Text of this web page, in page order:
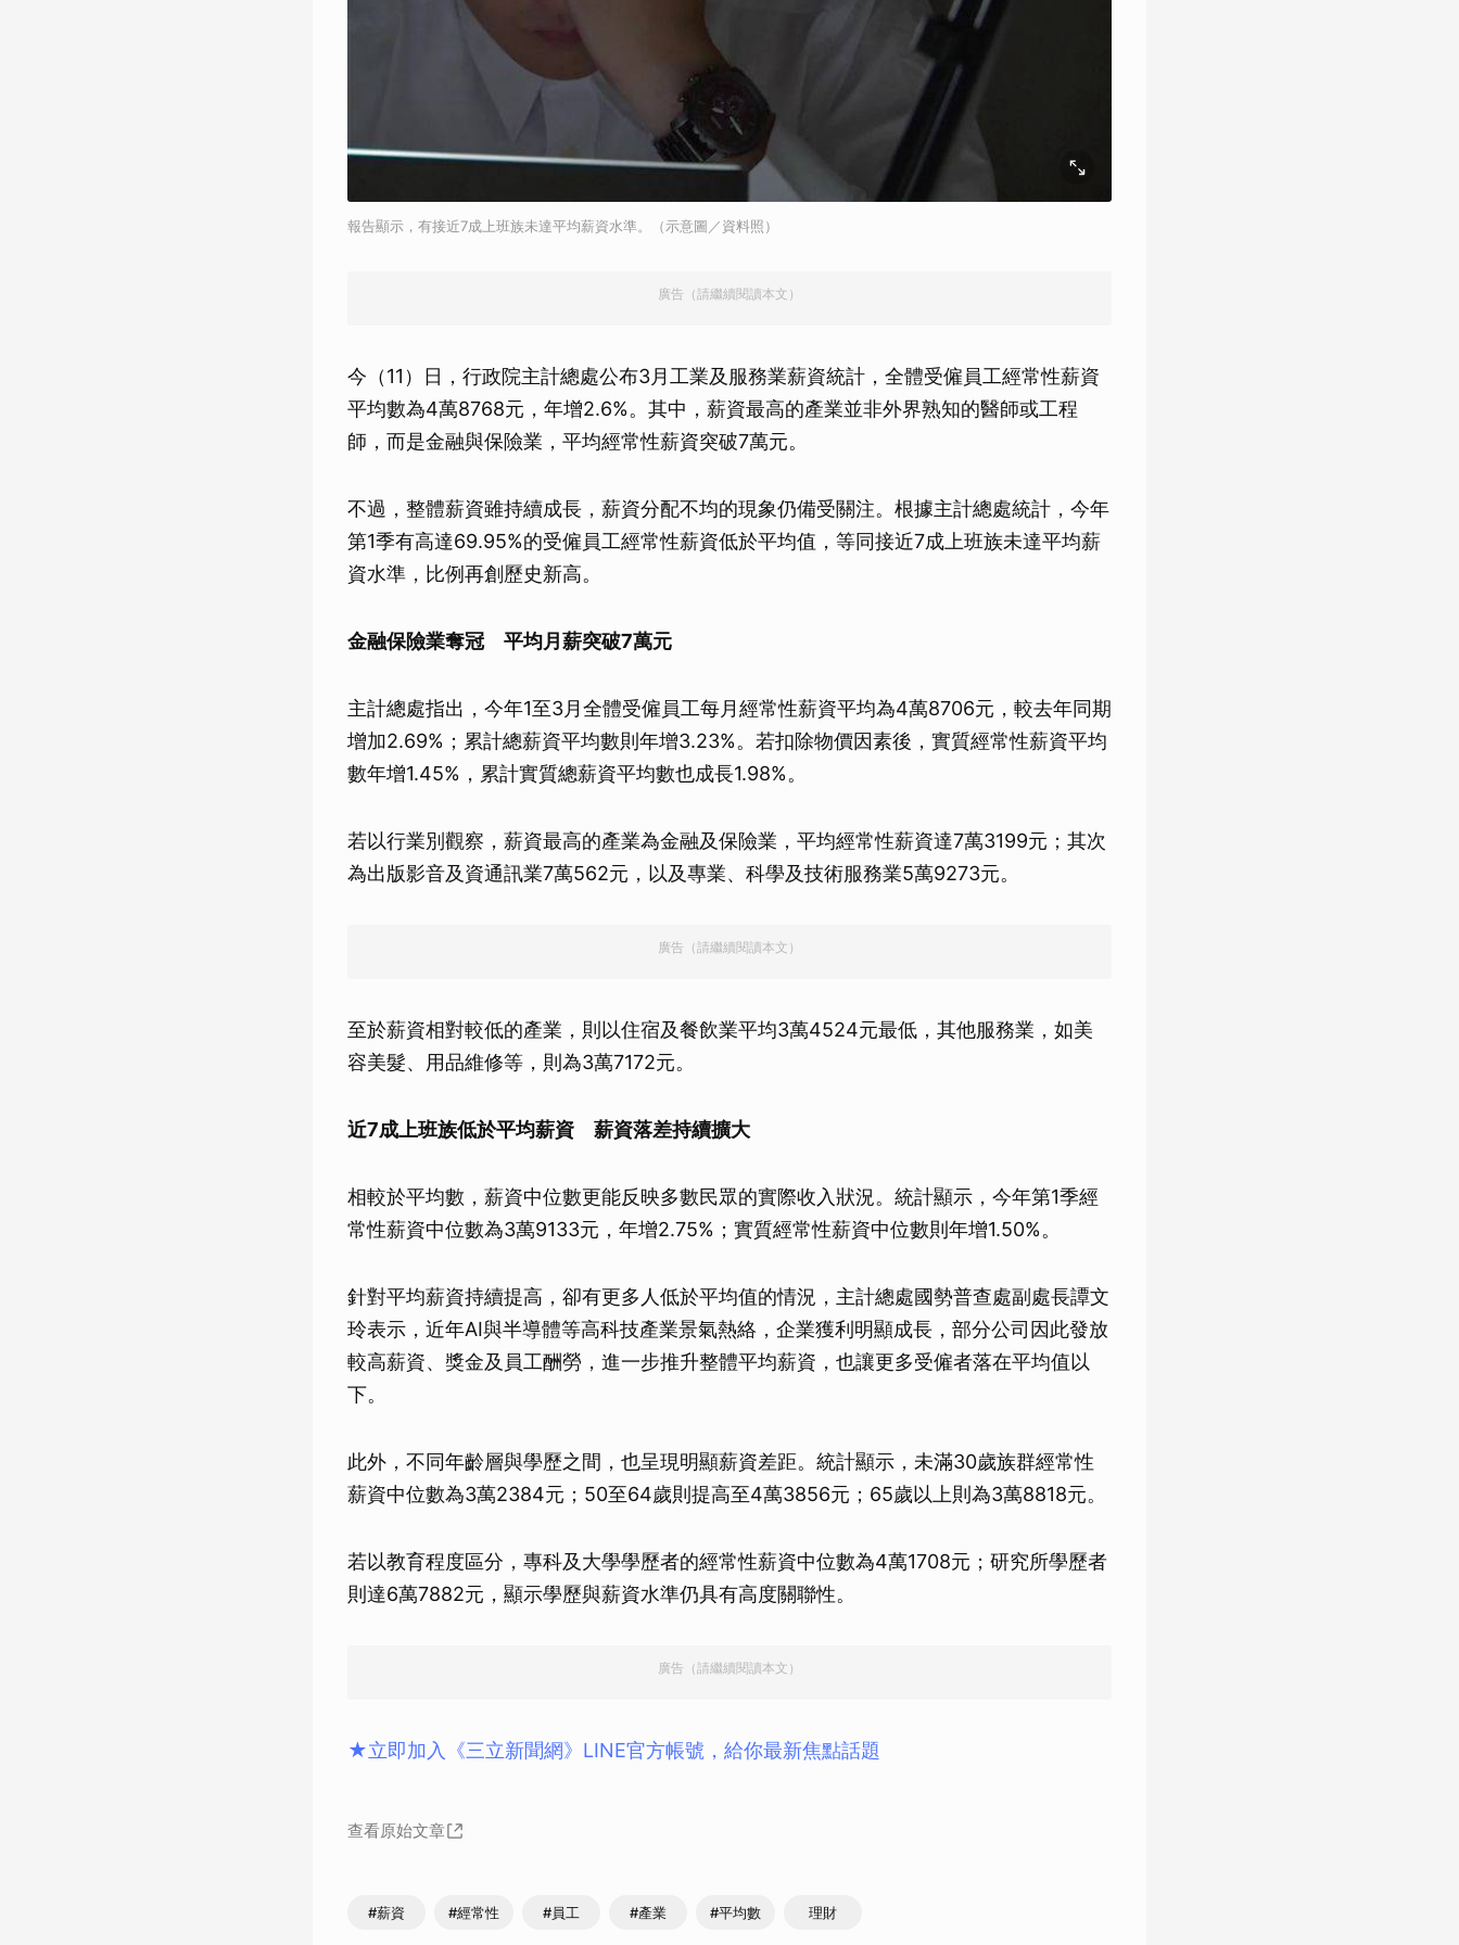
報告顯示，有接近7成上班族未達平均薪資水準。（示意圖／資料照）
廣告（請繼續閱讀本文）
今（11）日，行政院主計總處公布3月工業及服務業薪資統計，全體受僱員工經常性薪資
平均數為4萬8768元，年增2.6%。其中，薪資最高的產業並非外界熟知的醫師或工程
師，而是金融與保險業，平均經常性薪資突破7萬元。
不過，整體薪資雖持續成長，薪資分配不均的現象仍備受關注。根據主計總處統計，今年
第1季有高達69.95%的受僱員工經常性薪資低於平均值，等同接近7成上班族未達平均薪
資水準，比例再創歷史新高。
金融保險業奪冠 平均月薪突破7萬元
主計總處指出，今年1至3月全體受僱員工每月經常性薪資平均為4萬8706元，較去年同期
增加2.69%；累計總薪資平均數則年增3.23%。若扣除物價因素後，實質經常性薪資平均
數年增1.45%，累計實質總薪資平均數也成長1.98%。
若以行業別觀察，薪資最高的產業為金融及保險業，平均經常性薪資達7萬3199元；其次
為出版影音及資通訊業7萬562元，以及專業、科學及技術服務業5萬9273元。
廣告（請繼續閱讀本文）
至於薪資相對較低的產業，則以住宿及餐飲業平均3萬4524元最低，其他服務業，如美
容美髮、用品維修等，則為3萬7172元。
近7成上班族低於平均薪資 薪資落差持續擴大
相較於平均數，薪資中位數更能反映多數民眾的實際收入狀況。統計顯示，今年第1季經
常性薪資中位數為3萬9133元，年增2.75%；實質經常性薪資中位數則年增1.50%。
針對平均薪資持續提高，卻有更多人低於平均值的情況，主計總處國勢普查處副處長譚文
玲表示，近年AI與半導體等高科技產業景氣熱絡，企業獲利明顯成長，部分公司因此發放
較高薪資、獎金及員工酬勞，進一步推升整體平均薪資，也讓更多受僱者落在平均值以
下。
此外，不同年齡層與學歷之間，也呈現明顯薪資差距。統計顯示，未滿30歲族群經常性
薪資中位數為3萬2384元；50至64歲則提高至4萬3856元；65歲以上則為3萬8818元。
若以教育程度區分，專科及大學學歷者的經常性薪資中位數為4萬1708元；研究所學歷者
則達6萬7882元，顯示學歷與薪資水準仍具有高度關聯性。
廣告（請繼續閱讀本文）
★立即加入《三立新聞網》LINE官方帳號，給你最新焦點話題
查看原始文章
#薪資 #經常性 #員工 #產業 #平均數 理財
取消